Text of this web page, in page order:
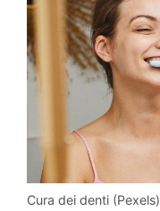
Cura dei denti (Pexels)